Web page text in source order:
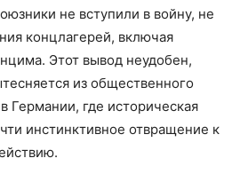
не вступили в войну, не
концлагерей, включая
Этот вывод неудобен,
из общественного
Германии, где историческая
инстинктивное отвращение к